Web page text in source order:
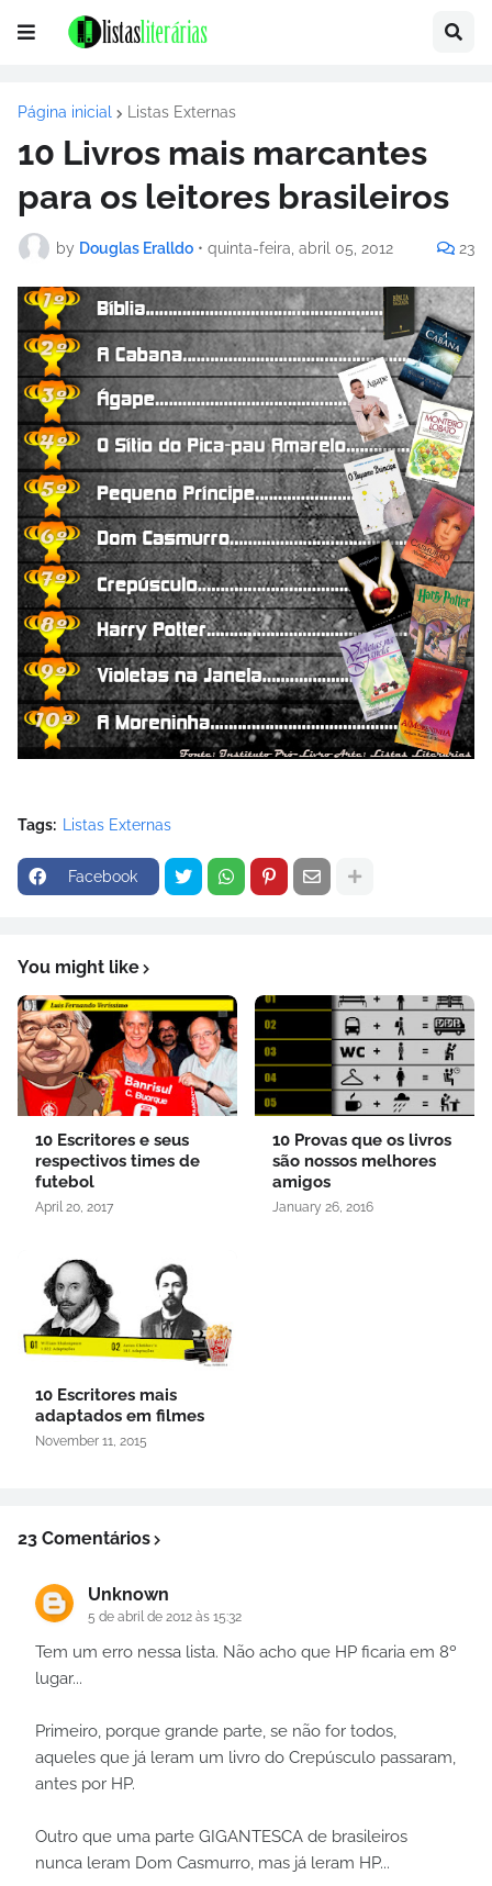
Página inicial Listas Externas
10 Livros mais marcantes
para os leitores brasileiros
by Douglas Eralldo • quinta-feira, abril 05, 2012 23
Tags: Listas Externas
Facebook
You might like
10 Escritores e seus
respectivos times de
futebol
April 20, 2017
10 Provas que os livros
são nossos melhores
amigos
January 26, 2016
10 Escritores mais
adaptados em filmes
November 11, 2015
23 Comentários
Unknown
5 de abril de 2012 às 15:32
Tem um erro nessa lista. Não acho que HP ficaria em 8º
lugar...
Primeiro, porque grande parte, se não for todos,
aqueles que já leram um livro do Crepúsculo passaram,
antes por HP.
Outro que uma parte GIGANTESCA de brasileiros
nunca leram Dom Casmurro, mas já leram HP...